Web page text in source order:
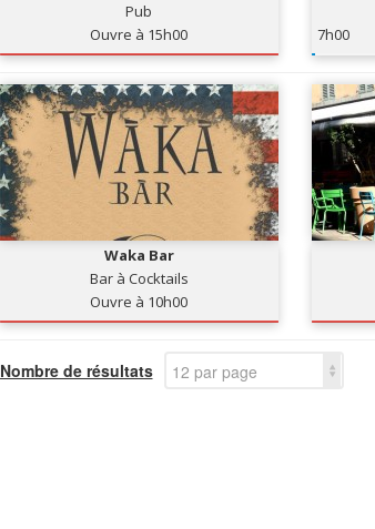
Pub
Ouvre à 15h00
7h00
Waka Bar
Bar à Cocktails
Ouvre à 10h00
Nombre de résultats 12 par page